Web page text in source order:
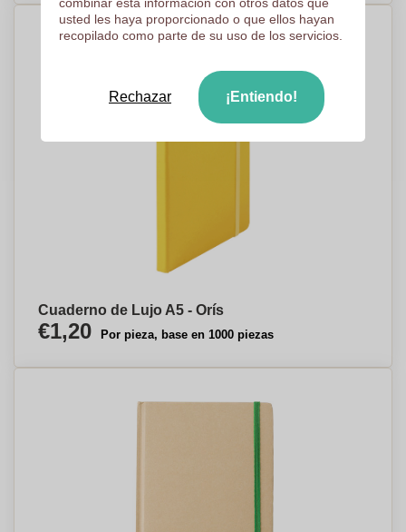
Cuaderno de Lujo A5 - Orís
€1,20 Por pieza, base en 1000 piezas
usted les haya proporcionado o que ellos hayan
recopilado como parte de su uso de los servicios.
Rechazar ¡Entiendo!